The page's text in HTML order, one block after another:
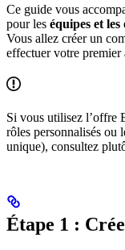
Ce guide vous
pour les équipes et
Vous allez créer un
effectuer votre premier
Si vous utilisez l’offre
rôles personnalisés ou
unique), consultez
Étape 1 :